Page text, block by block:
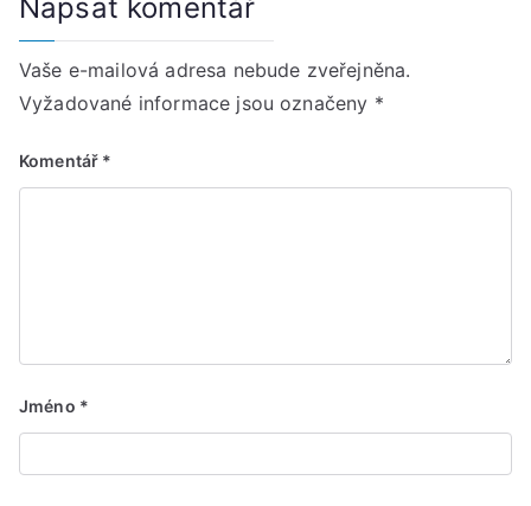
Napsat komentář
Vaše e-mailová adresa nebude zveřejněna.
Vyžadované informace jsou označeny *
Komentář *
Jméno *